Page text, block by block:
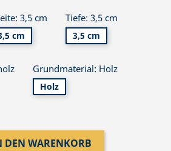
3,5 cm
cm
Tiefe: 3,5 cm
3,5 cm
Grundmaterial: Holz
Holz
DEN WARENKORB